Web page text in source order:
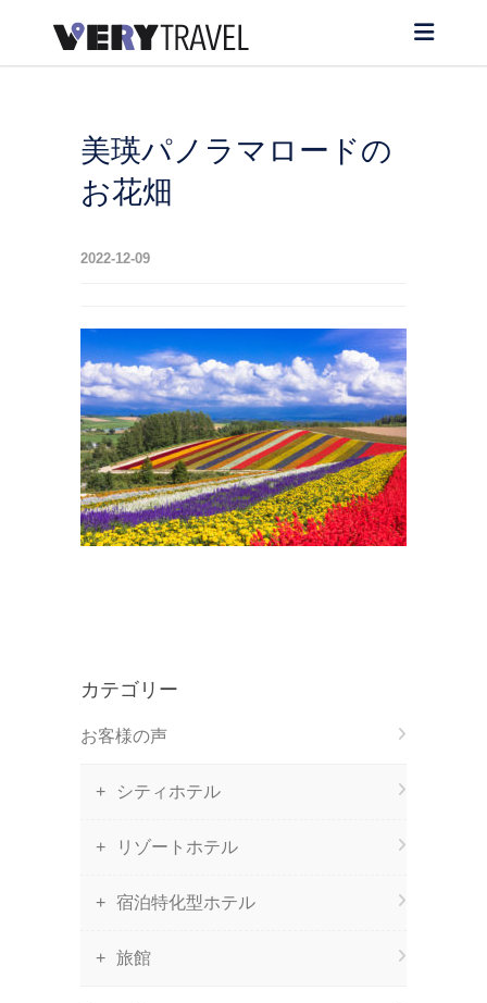
美瑛パノラマロードの
お花畑
2022-12-09
カテゴリー
お客様の声
シティホテル
リゾートホテル
宿泊特化型ホテル
旅館